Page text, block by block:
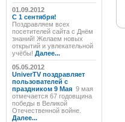
01.09.2012
C 1 сентября!
Поздравляем всех
посетителей сайта с Днём
знаний! Желаем новых
открытий и увлекательной
учёбы! Далее...
05.05.2012
UniverTV поздравляет
пользователей с
праздником 9 Мая 9 мая
отмечается 67 годовщина
победы в Великой
Отечественной войне.
Далее...